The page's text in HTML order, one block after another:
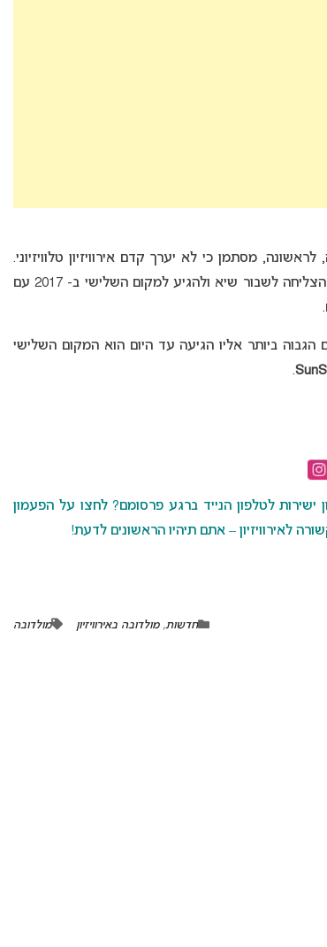
בקביעות את קדם האירוויזיון מאז 2008. השנה, לראשונה, מסתמן כי לא יערך קדם אירוויזיון טלוויזיוני.
לשבור שיא ולהגיע למקום השלישי ב- 2017 עם
כאשר המקום הגבוה ביותר אליו הגיעה עד היום הוא המקום השלישי
.
ישירות לטלפון הנייד ברגע פרסומם? לחצו על הפעמון
לאירוויזיון – אתם תיהיו הראשונים לדעת!
חדשות,מולדובה באירוויזיון מולדובה